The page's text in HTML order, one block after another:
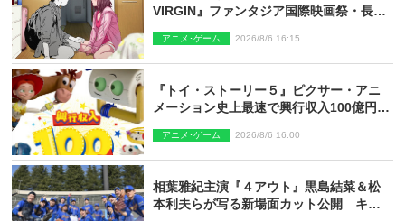
VIRGIN』ファンタジア国際映画祭・長編
アニメ･ゲーム 2026/8/6 16:15
『トイ・ストーリー５』ピクサー・アニ
メーション史上最速で興行収入100億円突
アニメ･ゲーム 2026/8/6 16:00
相葉雅紀主演『４アウト』黒島結菜＆松
本利夫らが写る新場面カット公開 キャ